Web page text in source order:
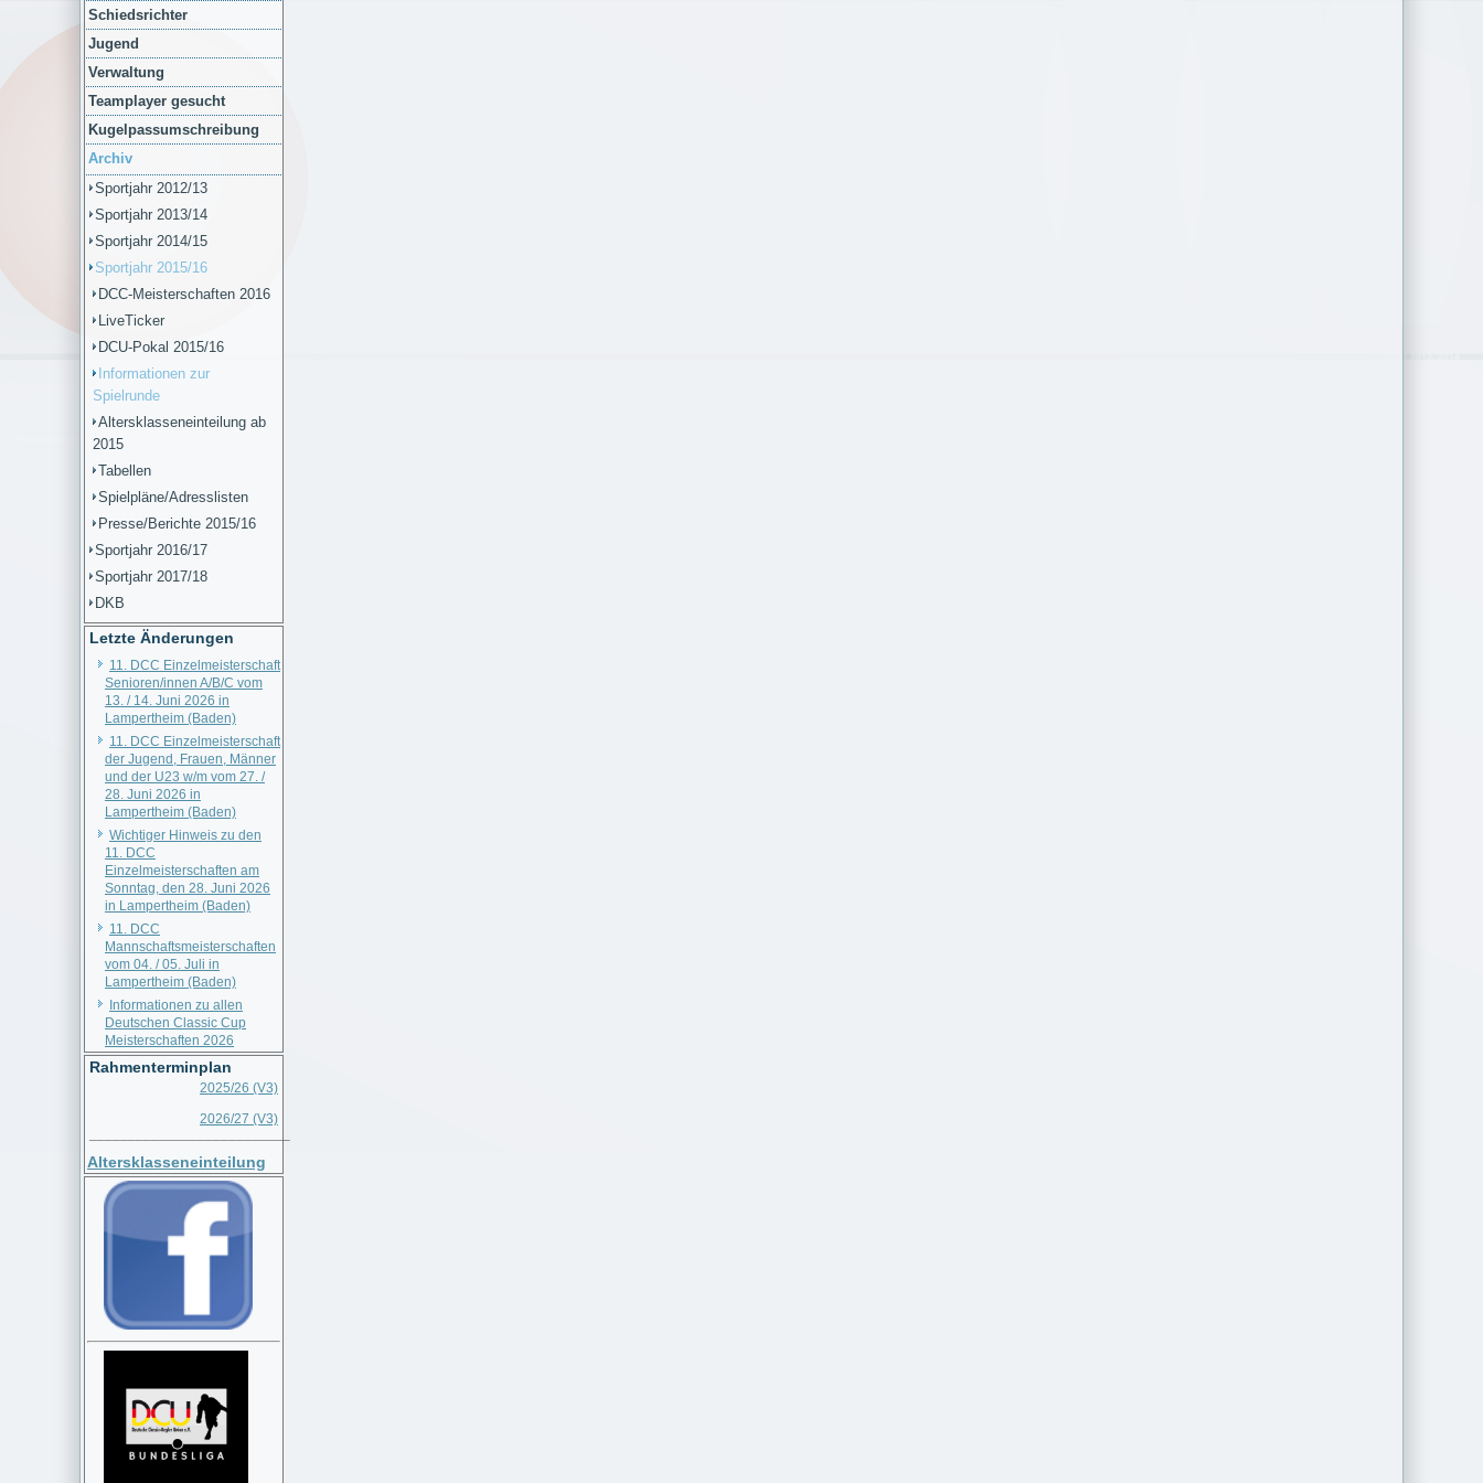
Schiedsrichter
Jugend
Verwaltung
Teamplayer gesucht
Kugelpassumschreibung
Archiv
Sportjahr 2012/13
Sportjahr 2013/14
Sportjahr 2014/15
Sportjahr 2015/16
DCC-Meisterschaften 2016
LiveTicker
DCU-Pokal 2015/16
Informationen zur
Spielrunde
Altersklasseneinteilung ab
2015
Tabellen
Spielpläne/Adresslisten
Presse/Berichte 2015/16
Sportjahr 2016/17
Sportjahr 2017/18
DKB
Letzte Änderungen
11. DCC Einzelmeisterschaft
Senioren/innen A/B/C vom
13. / 14. Juni 2026 in
Lampertheim (Baden)
11. DCC Einzelmeisterschaft
der Jugend, Frauen, Männer
und der U23 w/m vom 27. /
28. Juni 2026 in
Lampertheim (Baden)
Wichtiger Hinweis zu den
11. DCC
Einzelmeisterschaften am
Sonntag, den 28. Juni 2026
in Lampertheim (Baden)
11. DCC
Mannschaftsmeisterschaften
vom 04. / 05. Juli in
Lampertheim (Baden)
Informationen zu allen
Deutschen Classic Cup
Meisterschaften 2026
Rahmenterminplan
2025/26 (V3)
2026/27 (V3)
Altersklasseneinteilung